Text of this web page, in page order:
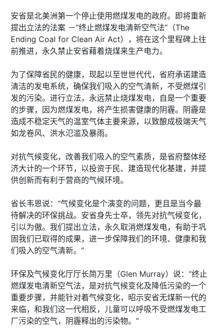
安省是北美洲第一个停止使用燃煤发电的政府。即将重新
提出立法的法案 －“终止燃煤发电清新空气法”（The
Ending Coal for Clean Air Act），将在这个里程碑上往
前推进，永久禁止安省藉着烧煤来生产电力。
为了保障省民的健康，现起以至世世代代，省府承诺建造
清洁的发电系统，确保我们吸入的空气清新，不受燃煤引
发的污染。进行立法，永远禁止烧煤发电，自是一个重要
的步骤，因为燃煤发电，将产生损害健康的阴霾。阴霾是
造成不稳定天气的温室气体主要来源，以致酿成极端天气
如龙卷风、洪水氾滥及暴雨。
对抗气候变化，改善我们吸入的空气素质，是省府整体经
济大计的一个环节，以投资于民、建造现代化基建，并提
供创新而有利于营商的气候环境。
省长韦恩说：“气候变化是个演变的问题，更且是当今最
待解决的环保挑战。安省身先士卒，领先对抗气候变化，
引以为傲。我们提出立法，永久取消燃煤发电，有助于巩
固我们已取得的成果，进一步保障我们的环境、健康和我
们吸入的空气清新。”
环保及气候变化厅厅长简万里（Glen Murray）说：“终止
燃煤发电清新空气法，是对抗气候变化及降低污染的一个
重要步骤，并能针对着气候变化，昭示安省无煤新一代的
来临，和我们这一代相反，儿童可以呼吸不受燃煤发电工
厂污染的空气，阴霾释出的污染物。”